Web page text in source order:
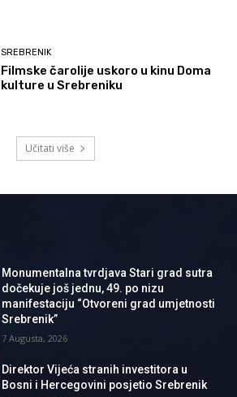
SREBRENIK
Filmske čarolije uskoro u kinu Doma
kulture u Srebreniku
Učitati više
Monumentalna tvrdjava Stari grad sutra
dočekuje još jednu, 49. po nizu
manifestaciju “Otvoreni grad umjetnosti
Srebrenik”
7 Augusta, 2026
Direktor Vijeća stranih investitora u
Bosni i Hercegovini posjetio Srebrenik